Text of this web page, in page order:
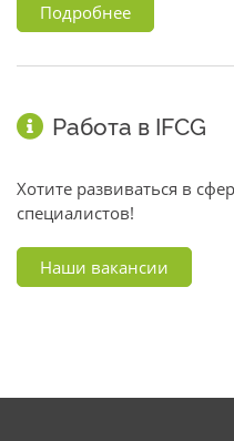
Подробнее
Работа в IFCG
Хотите развиваться в
специалистов!
Наши вакансии